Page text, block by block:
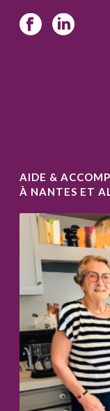
AIDE &
À NANTES ET